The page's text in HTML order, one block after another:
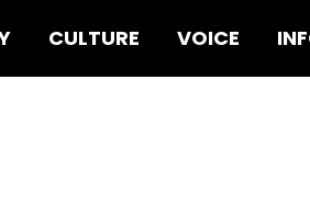
CULTURE VOICE